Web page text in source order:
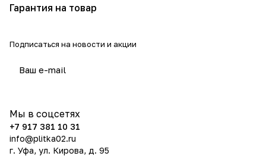
Гарантия на товар
Подписаться на новости и акции
Мы в соцсетях
+7 917 381 10 31
info@plitka02.ru
г. Уфа, ул. Кирова, д. 95